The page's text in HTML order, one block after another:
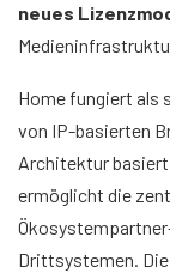
neues
Home fungiert als
von IP-basierten
Architektur
ermöglicht die
Drittsystemen.